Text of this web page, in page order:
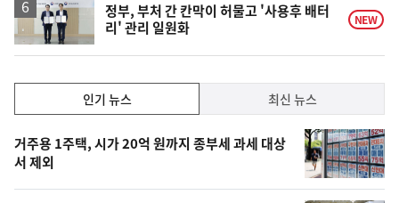
정부, 부처 간 칸막이 허물고 '사용후 배터
리' 관리 일원화
NEW
기,
최
신,
인기 뉴스 최신 뉴스
인
기
뉴
스
거주용 1주택, 시가 20억 원까지 종부세 과세 대상
서 제외